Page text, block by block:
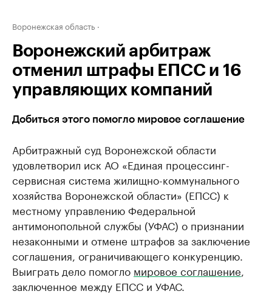
Воронежская область
Воронежский арбитраж
отменил штрафы ЕПСС и 16
управляющих компаний
Добиться этого помогло мировое соглашение
Арбитражный суд Воронежской области
удовлетворил иск АО «Единая процессинг-
сервисная система жилищно-коммунального
хозяйства Воронежской области» (ЕПСС) к
местному управлению Федеральной
антимонопольной службы (УФАС) о признании
незаконными и отмене штрафов за заключение
соглашения, ограничивающего конкуренцию.
Выиграть дело помогло мировое соглашение
заключенное между ЕПСС и УФАС.